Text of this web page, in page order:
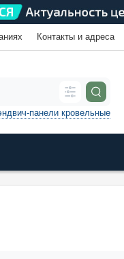
Контакты и адреса
панели кровельные